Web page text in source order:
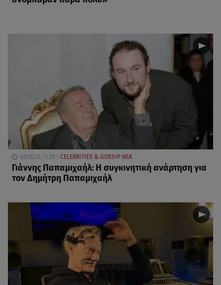
08.08.26, 11:29 CELEBRITIES & GOSSIP ΝΕΑ
Γιάννης Παπαμιχαήλ: Η συγκινητική ανάρτηση για
τον Δημήτρη Παπαμιχαήλ